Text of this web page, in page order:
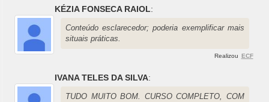
KÉZIA FONSECA RAIOL:
Conteúdo esclarecedor; poderia exemplificar mais
situais práticas.
Realizou ECF
IVANA TELES DA SILVA:
TUDO MUITO BOM. CURSO COMPLETO, COM